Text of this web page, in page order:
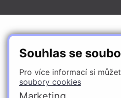
Souhlas se
Pro více informací si
soubory cookies